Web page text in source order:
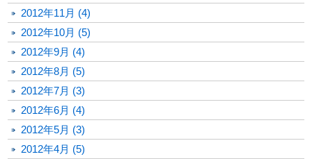
2012年11月 (4)
2012年10月 (5)
2012年9月 (4)
2012年8月 (5)
2012年7月 (3)
2012年6月 (4)
2012年5月 (3)
2012年4月 (5)